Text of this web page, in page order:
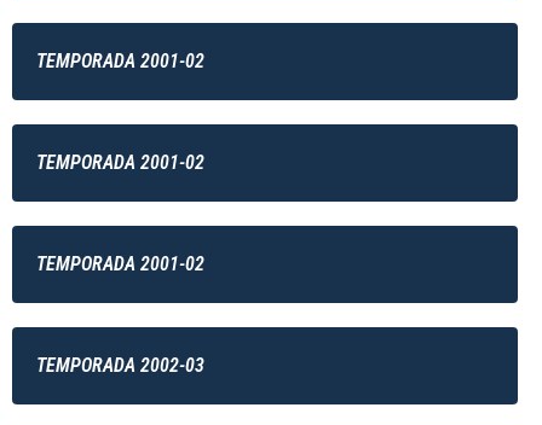
TEMPORADA 2001-02
TEMPORADA 2001-02
TEMPORADA 2001-02
TEMPORADA 2002-03